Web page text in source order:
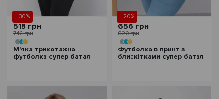
- 30%
518 грн
740 грн
М'яка трикотажна
футболка супер батал
- 20%
656 грн
820 грн
Футболка в принт з
блискітками супер батал